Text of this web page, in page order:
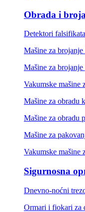
Obrada i
Detektori falsifikata
Mašine za
Mašine za
Vakumske mašine
Mašine za obradu
Mašine za obradu
Mašine za
Vakumske mašine
Sigurnosna
Dnevno-noćni
Ormari i fiokari za